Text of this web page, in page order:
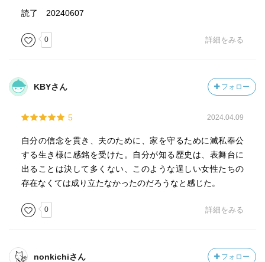
読了 20240607
0 詳細をみる
KBYさん フォロー
5 2024.04.09
自分の信念を貫き、夫のために、家を守るために滅私奉公
する生き様に感銘を受けた。自分が知る歴史は、表舞台に
出ることは決して多くない、このような逞しい女性たちの
存在なくては成り立たなかったのだろうなと感じた。
0 詳細をみる
nonkichiさん フォロー